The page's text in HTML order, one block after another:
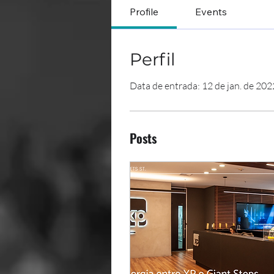
Profile Events
Perfil
Data de entrada: 12 de jan. de
Posts